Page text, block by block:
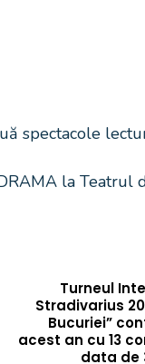
spectacole
la Teatrul
Turneul
Stradivarius
Bucuriei”
acest an cu 13
data de